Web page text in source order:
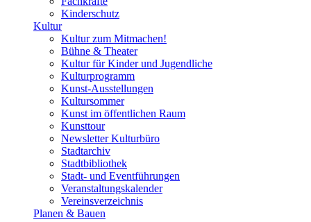
Kinderschutz
Kultur
Kultur zum Mitmachen!
Bühne & Theater
Kultur für Kinder und Jugendliche
Kulturprogramm
Kunst-Ausstellungen
Kultursommer
Kunst im öffentlichen Raum
Kunsttour
Newsletter Kulturbüro
Stadtarchiv
Stadtbibliothek
Stadt- und Eventführungen
Veranstaltungskalender
Vereinsverzeichnis
Planen & Bauen